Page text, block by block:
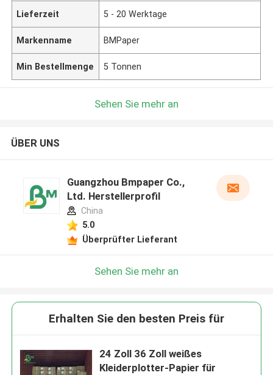
Lieferzeit 5 - 20 Werktage
Markenname BMPaper
Min Bestellmenge 5 Tonnen
Sehen Sie mehr an
ÜBER UNS
Guangzhou Bmpaper Co.,
Ltd. Herstellerprofil
China
5.0
Überprüfter Lieferant
Sehen Sie mehr an
Erhalten Sie den besten Preis für
24 Zoll 36 Zoll weißes
Kleiderplotter-Papier für